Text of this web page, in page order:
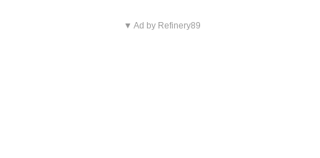
▼ Ad by Refinery89